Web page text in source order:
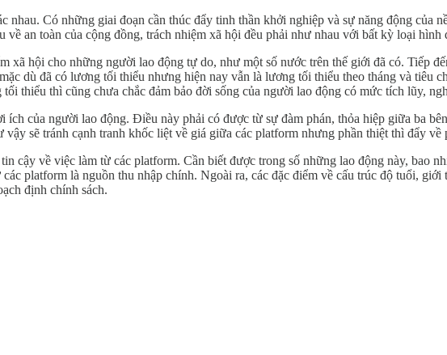
Có những giai đoạn cần thúc đẩy tinh thần khởi nghiệp và sự năng động của
an toàn của cộng đồng, trách nhiệm xã hội đều phải như nhau với bất kỳ loại hình
hội cho những người lao động tự do, như một số nước trên thế giới đã có. Tiếp
dù đã có lương tối thiểu nhưng hiện nay vẫn là lương tối thiểu theo tháng và tiêu
thiểu thì cũng chưa chắc đảm bảo đời sống của người lao động có mức tích lũy,
của người lao động. Điều này phải có được từ sự đàm phán, thỏa hiệp giữa ba
sẽ tránh cạnh tranh khốc liệt về giá giữa các platform nhưng phần thiệt thì đẩy về
cậy về việc làm từ các platform. Cần biết được trong số những lao động này, bao
platform là nguồn thu nhập chính. Ngoài ra, các đặc điểm về cấu trúc độ tuổi,
định chính sách.